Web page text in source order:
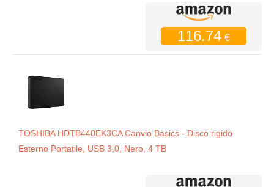
116.74 €
TOSHIBA HDTB440EK3CA Canvio Basics - Disco rigido
Esterno Portatile, USB 3.0, Nero, 4 TB